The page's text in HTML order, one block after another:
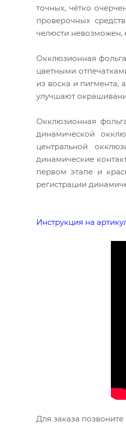
точных, чётко
проверочных
челюсти невозможен,
Окклюзионная
цветными
из воска и пигмента,
улучшают
Окклюзионная
динамической
центральной
динамические
первом этапе и
регистрации
Инструкция на
Для заказа позвоните